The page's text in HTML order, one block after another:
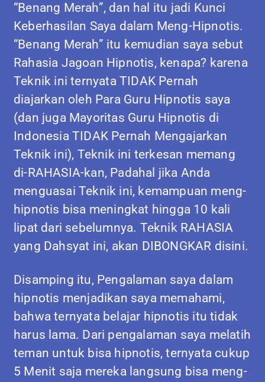
“Benang Merah”, dan hal itu jadi Kunci
Keberhasilan Saya dalam Meng-Hipnotis.
“Benang Merah” itu kemudian saya sebut
Rahasia Jagoan Hipnotis, kenapa? karena
Teknik ini ternyata TIDAK Pernah
diajarkan oleh Para Guru Hipnotis saya
(dan juga Mayoritas Guru Hipnotis di
Indonesia TIDAK Pernah Mengajarkan
Teknik ini), Teknik ini terkesan memang
di-RAHASIA-kan, Padahal jika Anda
menguasai Teknik ini, kemampuan meng-
hipnotis bisa meningkat hingga 10 kali
lipat dari sebelumnya. Teknik RAHASIA
yang Dahsyat ini, akan DIBONGKAR disini.
Disamping itu, Pengalaman saya dalam
hipnotis menjadikan saya memahami,
bahwa ternyata belajar hipnotis itu tidak
harus lama. Dari pengalaman saya melatih
teman untuk bisa hipnotis, ternyata cukup
5 Menit saja mereka langsung bisa meng-